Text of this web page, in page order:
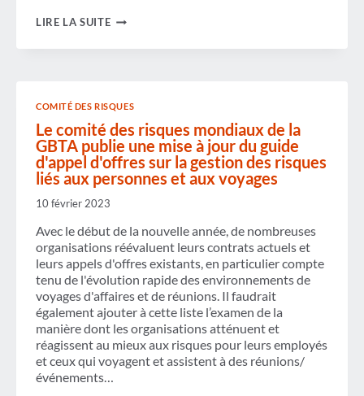
LIRE LA SUITELE
TRAVAILLER
DEPUIS
N’IMPORTE
OÙ
»
COMITÉ DES RISQUES
Le comité des risques mondiaux de la
GBTA publie une mise à jour du guide
d'appel d'offres sur la gestion des risques
liés aux personnes et aux voyages
10 février 2023
Avec le début de la nouvelle année, de nombreuses
organisations réévaluent leurs contrats actuels et
leurs appels d'offres existants, en particulier compte
tenu de l'évolution rapide des environnements de
voyages d'affaires et de réunions. Il faudrait
également ajouter à cette liste l’examen de la
manière dont les organisations atténuent et
réagissent au mieux aux risques pour leurs employés
et ceux qui voyagent et assistent à des réunions/
événements…